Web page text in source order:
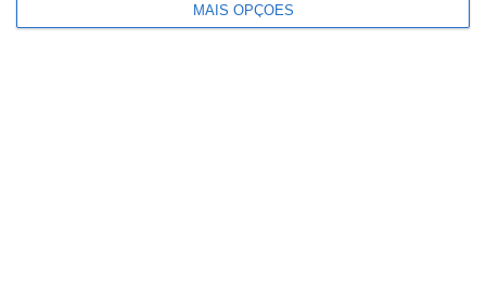
MAIS OPÇÕES